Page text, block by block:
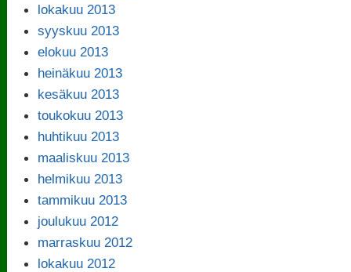
lokakuu 2013
syyskuu 2013
elokuu 2013
heinäkuu 2013
kesäkuu 2013
toukokuu 2013
huhtikuu 2013
maaliskuu 2013
helmikuu 2013
tammikuu 2013
joulukuu 2012
marraskuu 2012
lokakuu 2012